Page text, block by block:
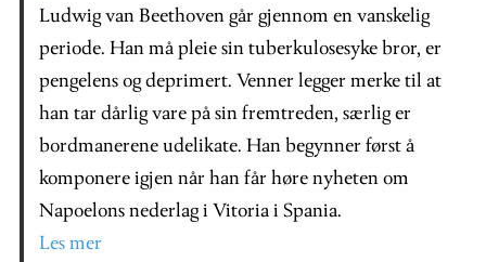
Ludwig van Beethoven går gjennom en vanskelig
periode. Han må pleie sin tuberkulosesyke bror, er
pengelens og deprimert. Venner legger merke til at
han tar dårlig vare på sin fremtreden, særlig er
bordmanerene udelikate. Han begynner først å
komponere igjen når han får høre nyheten om
Napoelons nederlag i Vitoria i Spania.
Les mer